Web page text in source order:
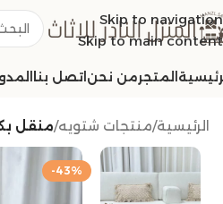
Skip to navigation
Skip to main content
المتجرمن نحن اتصل بنا
الرئيسية/منتجات شتويه/منقل
-43%